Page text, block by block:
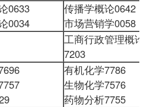
0633
0034
传播学概论0642
市场营销学0058
工商行政管理概论
7203
有机化学7786
生物化学7576
药物分析7755